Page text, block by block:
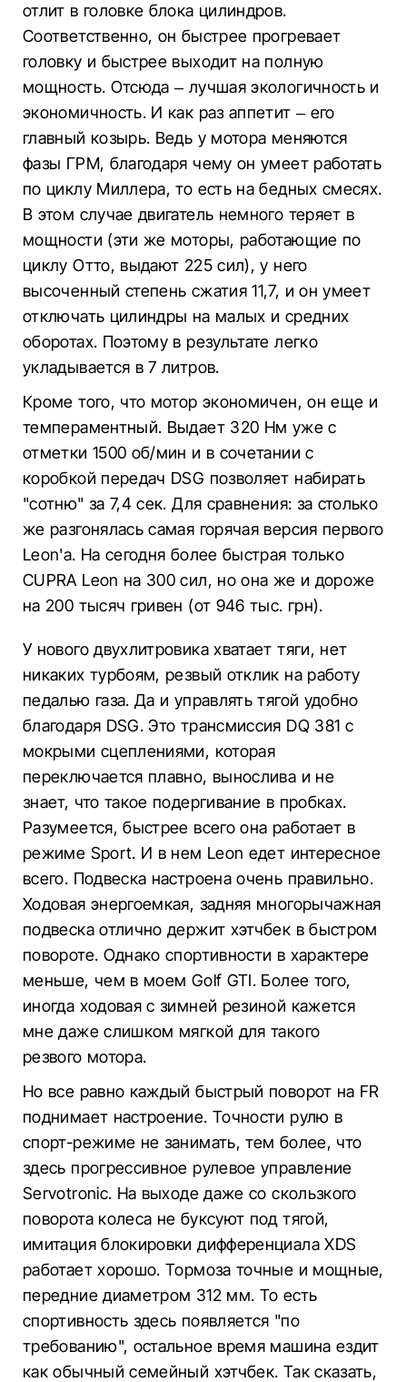
отлит в головке блока цилиндров.
Соответственно, он быстрее прогревает
головку и быстрее выходит на полную
мощность. Отсюда – лучшая экологичность и
экономичность. И как раз аппетит – его
главный козырь. Ведь у мотора меняются
фазы ГРМ, благодаря чему он умеет работать
по циклу Миллера, то есть на бедных смесях.
В этом случае двигатель немного теряет в
мощности (эти же моторы, работающие по
циклу Отто, выдают 225 сил), у него
высоченный степень сжатия 11,7, и он умеет
отключать цилиндры на малых и средних
оборотах. Поэтому в результате легко
укладывается в 7 литров.
Кроме того, что мотор экономичен, он еще и
темпераментный. Выдает 320 Нм уже с
отметки 1500 об/мин и в сочетании с
коробкой передач DSG позволяет набирать
"сотню" за 7,4 сек. Для сравнения: за столько
же разгонялась самая горячая версия первого
Leon'а. На сегодня более быстрая только
CUPRA Leon на 300 сил, но она же и дороже
на 200 тысяч гривен (от 946 тыс. грн).
У нового двухлитровика хватает тяги, нет
никаких турбоям, резвый отклик на работу
педалью газа. Да и управлять тягой удобно
благодаря DSG. Это трансмиссия DQ 381 с
мокрыми сцеплениями, которая
переключается плавно, вынослива и не
знает, что такое подергивание в пробках.
Разумеется, быстрее всего она работает в
режиме Sport. И в нем Leon едет интересное
всего. Подвеска настроена очень правильно.
Ходовая энергоемкая, задняя многорычажная
подвеска отлично держит хэтчбек в быстром
повороте. Однако спортивности в характере
меньше, чем в моем Golf GTI. Более того,
иногда ходовая с зимней резиной кажется
мне даже слишком мягкой для такого
резвого мотора.
Но все равно каждый быстрый поворот на FR
поднимает настроение. Точности рулю в
спорт-режиме не занимать, тем более, что
здесь прогрессивное рулевое управление
Servotronic. На выходе даже со скользкого
поворота колеса не буксуют под тягой,
имитация блокировки дифференциала ХDS
работает хорошо. Тормоза точные и мощные,
передние диаметром 312 мм. То есть
спортивность здесь появляется "по
требованию", остальное время машина ездит
как обычный семейный хэтчбек. Так сказать,